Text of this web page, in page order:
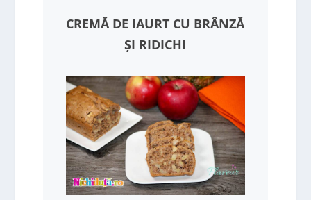
CREMĂ DE IAURT CU BRÂNZĂ
ȘI RIDICHI